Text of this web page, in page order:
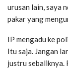
urusan lain, saya
pakar yang
IP mengadu ke
Itu saja. Jangan
justru sebaliknya.